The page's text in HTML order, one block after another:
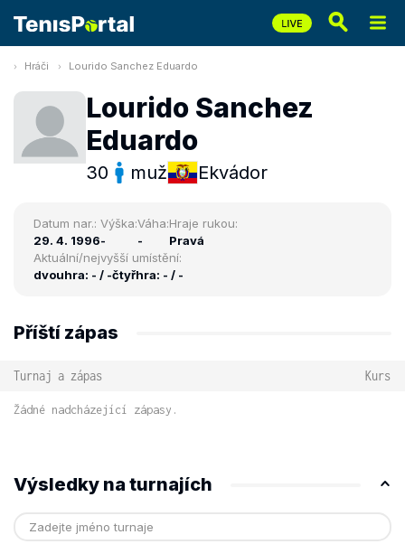
Hráči Lourido Sanchez Eduardo
Lourido Sanchez
Eduardo
30 muž Ekvádor
Datum nar.:
29. 4. 1996
Výška:
-
Váha:
-
Hraje rukou:
Pravá
Aktuální/nejvyšší umístění:
dvouhra: - / -čtyřhra: - / -
Příští zápas
Turnaj a zápas Kurs
Žádné nadcházející zápasy.
Výsledky na turnajích